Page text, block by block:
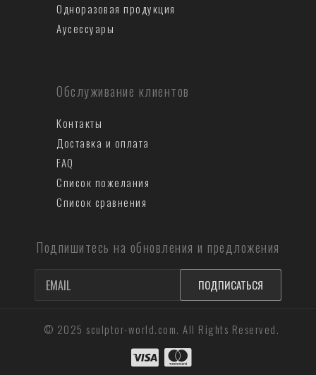
Одноразовая продукция
Аусеccуары
Обслуживание клиентов
Контакты
Доставка и оплата
FAQ
Список пожелания
Список сравнения
Подпишитесь на обновления и предложения
ПОДПИСАТЬСЯ
© 2025 sculptor-world.com. All Rights Reserved.